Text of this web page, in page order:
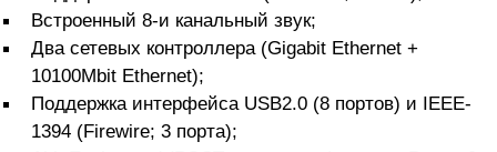
Встроенный 8-и канальный звук;
Два сетевых контроллера (Gigabit Ethernet +
10100Mbit Ethernet);
Поддержка интерфейса USB2.0 (8 портов) и IEEE-
1394 (Firewire; 3 порта);